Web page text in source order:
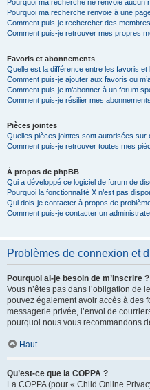
Pourquoi ma recherche ne renvoie aucun
Pourquoi ma recherche renvoie à une
Comment puis-je rechercher des
Comment puis-je retrouver mes propres
Favoris et abonnements
Quelle est la différence entre les favoris et
Comment puis-je ajouter aux favoris ou
Comment puis-je m’abonner à un forum
Comment puis-je résilier mes
Pièces jointes
Quelles pièces jointes sont autorisées sur
Comment puis-je retrouver toutes mes
À propos de phpBB
Qui a développé ce logiciel de forum de
Pourquoi la fonctionnalité X n’est pas
Qui dois-je contacter à propos de
Comment puis-je contacter un
Problèmes de connexion et
Pourquoi ai-je besoin de m’inscrire ?
Vous n’êtes pas dans l’obligation
pouvez également avoir accès à des
messagerie privée, l’envoi de
pourquoi nous vous recommandons
Haut
Qu’est-ce que la COPPA ?
La COPPA (pour « Child Online